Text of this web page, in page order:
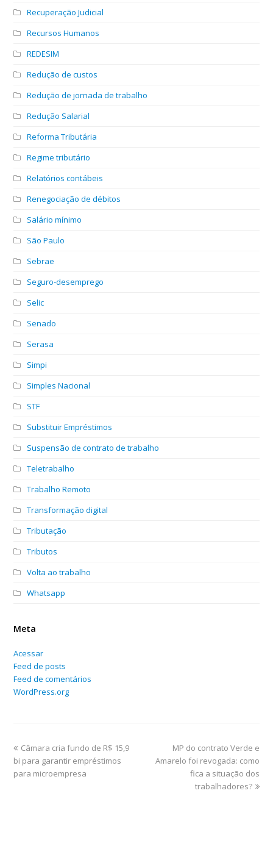
Recuperação Judicial
Recursos Humanos
REDESIM
Redução de custos
Redução de jornada de trabalho
Redução Salarial
Reforma Tributária
Regime tributário
Relatórios contábeis
Renegociação de débitos
Salário mínimo
São Paulo
Sebrae
Seguro-desemprego
Selic
Senado
Serasa
Simpi
Simples Nacional
STF
Substituir Empréstimos
Suspensão de contrato de trabalho
Teletrabalho
Trabalho Remoto
Transformação digital
Tributação
Tributos
Volta ao trabalho
Whatsapp
Meta
Acessar
Feed de posts
Feed de comentários
WordPress.org
Câmara cria fundo de R$ 15,9
bi para garantir empréstimos
para microempresa
MP do contrato Verde e
Amarelo foi revogada: como
fica a situação dos
trabalhadores?